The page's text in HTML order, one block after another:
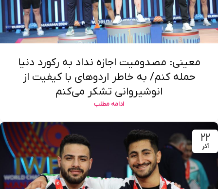
معینی: مصدومیت اجازه نداد به رکورد دنیا
حمله کنم/ به خاطر اردوهای با کیفیت از
انوشیروانی تشکر می‌کنم
ادامه مطلب
۲۲
آذر